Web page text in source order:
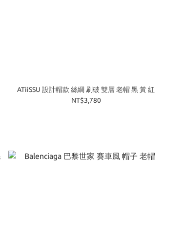
ATiiSSU 設計帽款 絲綢 刷破 雙層 老帽 黑 黃 紅
NT$3,780